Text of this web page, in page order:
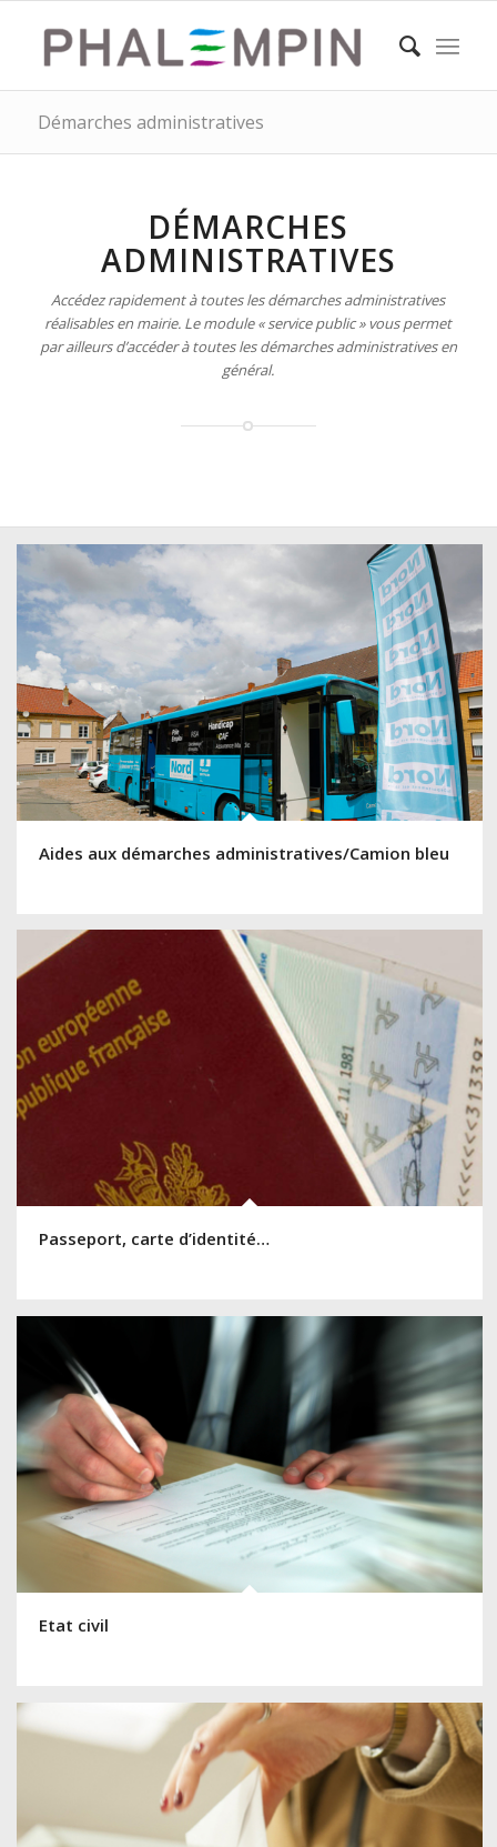
Démarches administratives
DÉMARCHES
ADMINISTRATIVES
Accédez rapidement à toutes les démarches administratives
réalisables en mairie. Le module « service public » vous permet
par ailleurs d’accéder à toutes les démarches administratives en
général.
Aides aux démarches administratives/Camion bleu
Passeport, carte d’identité…
Etat civil